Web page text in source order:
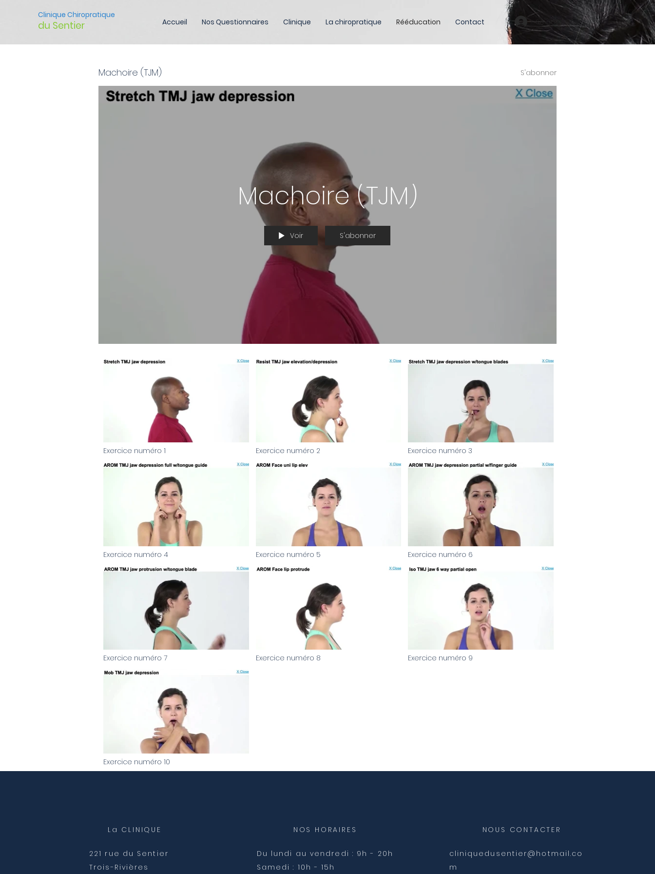
Clinique Chiropratique
du Sentier Accueil Nos Questionnaires Clinique La chiropratique Rééducation Contact Se connecter
Machoire (TJM) S'abonner
Machoire (TJM)
Voir S'abonner
Exercice numéro 1 Exercice numéro 2 Exercice numéro 3
Exercice numéro 4 Exercice numéro 5 Exercice numéro 6
Exercice numéro 7 Exercice numéro 8 Exercice numéro 9
Exercice numéro 10
La CLINIQUE
221 rue du Sentier
Trois-Rivières
NOS HORAIRES
Du lundi au vendredi : 9h - 20h
Samedi : 10h - 15h
NOUS CONTACTER
cliniquedusentier@hotmail.co
m